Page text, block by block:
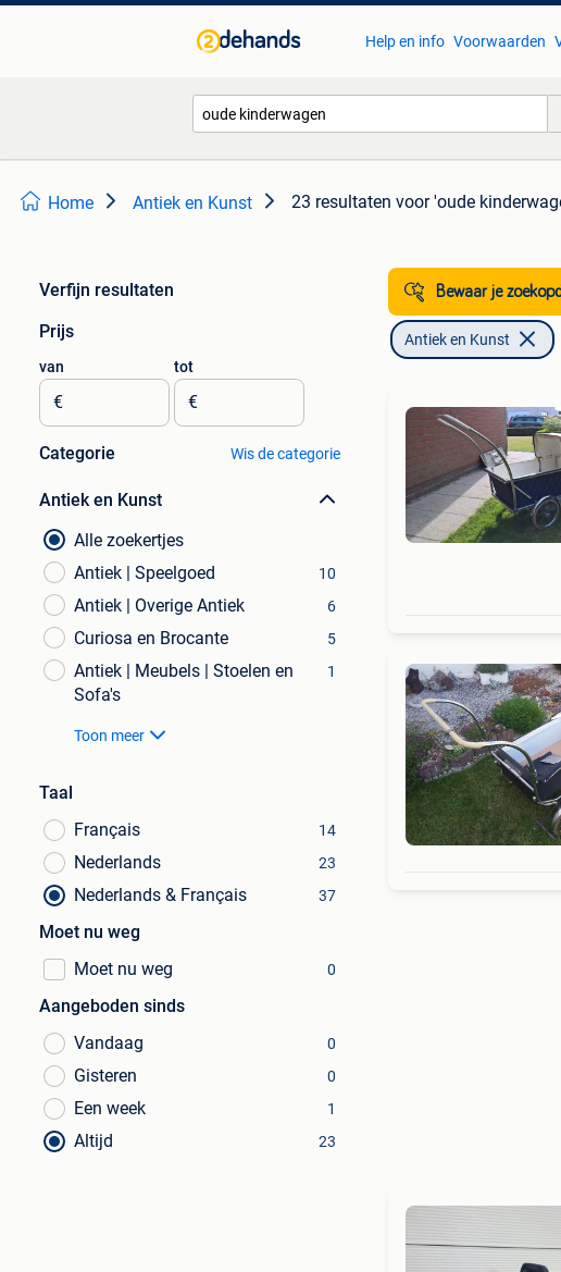
Help en info Voorwaarden
Home Antiek en Kunst 23 resultaten voor 'oude
Verfijn resultaten
Prijs
van
€
tot
€
Categorie Wis de categorie
Antiek en Kunst
Alle zoekertjes
Antiek | Speelgoed
10
Antiek | Overige Antiek 6
Curiosa en Brocante 5
Antiek | Meubels | Stoelen en
Sofa's
1
Toon meer
Taal
Français
14
Nederlands 23
Nederlands & Français 37
Moet nu weg
Moet nu weg
0
Aangeboden sinds
Vandaag
0
Gisteren 0
Een week 1
Altijd 23
Bewaar je
Antiek en Kunst